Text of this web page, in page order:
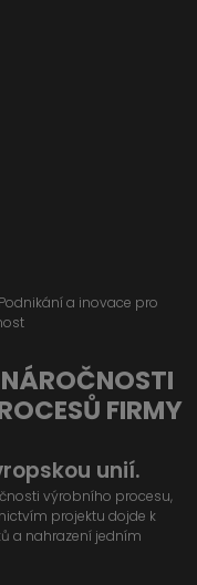
a inovace pro
NÁROČNOSTI
FIRMY
unií.
výrobního procesu,
projektu dojde k
a nahrazení jedním